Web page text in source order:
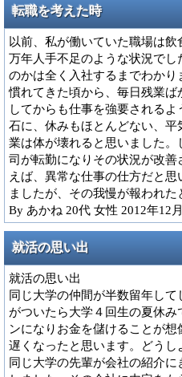
転職を考えた時
以前、私が働いていた職場は
万年人手不足のような状況で
のかは全く入社するまでわか
慣れてきた頃から、毎日残業
してからも仕事を強要される
石に、休みもほとんどない、
業は体が壊れると思いました
司が転勤になりその状況が改
えば、異常な仕事の仕方だと
ましたが、その我慢が報われた
By あかね 20代 女性 2012年12
就活の思い出
就活の思い出
同じ大学の仲間が半数留年し
がついたら大学４回生の夏休
ンになりお金を儲けることが
遅くなったと思います。どう
同じ大学の先輩が会社の紹介